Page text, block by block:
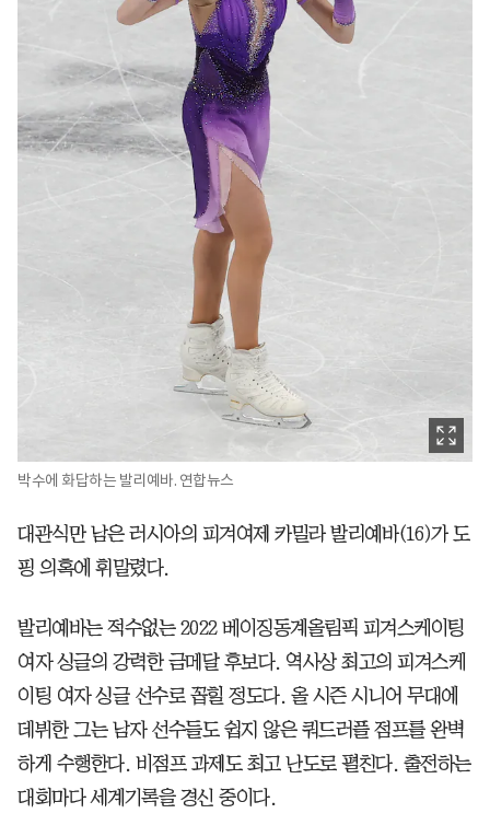
박수에 화답하는 발리예바. 연합뉴스
대관식만 남은 러시아의 피겨여제 카밀라 발리예바(16)가 도
핑 의혹에 휘말렸다.
발리예바는 적수없는 2022 베이징동계올림픽 피겨스케이팅
여자 싱글의 강력한 금메달 후보다. 역사상 최고의 피겨스케
이팅 여자 싱글 선수로 꼽힐 정도다. 올 시즌 시니어 무대에
데뷔한 그는 남자 선수들도 쉽지 않은 쿼드러플 점프를 완벽
하게 수행한다. 비점프 과제도 최고 난도로 펼친다. 출전하는
대회마다 세계기록을 경신 중이다.